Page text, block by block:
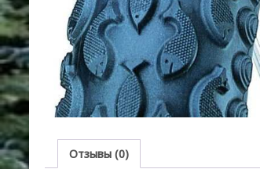
Отзывы (0)